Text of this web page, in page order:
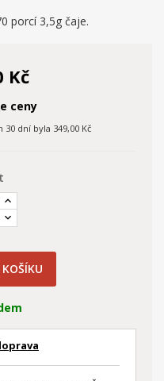
porcí 3,5g čaje.
Kč
ceny
30 dní byla 349,00 Kč